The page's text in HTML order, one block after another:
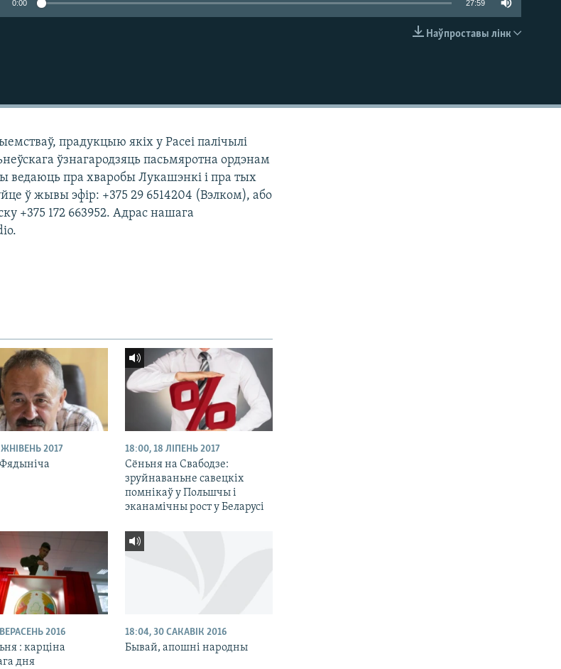
0:00 27:59
Наўпроставы лінк
прадукцыю якіх у Расеі палічылі
ўзнагародзяць пасьмяротна ордэнам
ведаюць пра хваробы Лукашэнкі і пра тых
ў жывы эфір: +375 29 6514204 (Вэлком), або
+375 172 663952. Адрас нашага
2017 18:00, 18 ЛІПЕНЬ 2017
Сёньня на Свабодзе:
зруйнаваньне савецкіх
помнікаў у Польшчы і
эканамічны рост у Беларусі
2016
: карціна
дня
18:04, 30 САКАВІК 2016
Бывай, апошні народны